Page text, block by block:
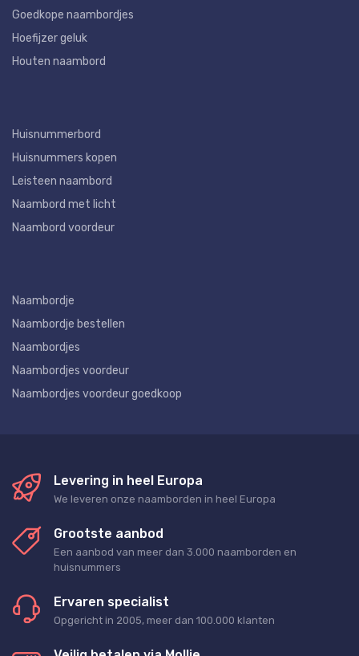
Goedkope naambordjes
Hoefijzer geluk
Houten naambord
Huisnummerbord
Huisnummers kopen
Leisteen naambord
Naambord met licht
Naambord voordeur
Naambordje
Naambordje bestellen
Naambordjes
Naambordjes voordeur
Naambordjes voordeur goedkoop
Levering in heel Europa
We leveren onze naamborden in heel Europa
Grootste aanbod
Een aanbod van meer dan 3.000 naamborden en
huisnummers
Ervaren specialist
Opgericht in 2005, meer dan 100.000 klanten